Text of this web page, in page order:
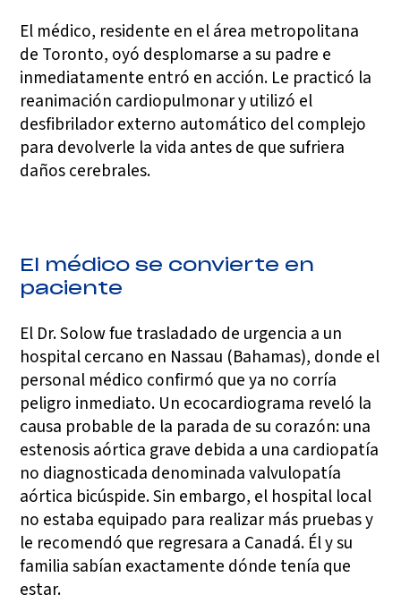
El médico, residente en el área metropolitana
de Toronto, oyó desplomarse a su padre e
inmediatamente entró en acción. Le practicó la
reanimación cardiopulmonar y utilizó el
desfibrilador externo automático del complejo
para devolverle la vida antes de que sufriera
daños cerebrales.
El médico se convierte en
paciente
El Dr. Solow fue trasladado de urgencia a un
hospital cercano en Nassau (Bahamas), donde el
personal médico confirmó que ya no corría
peligro inmediato. Un ecocardiograma reveló la
causa probable de la parada de su corazón: una
estenosis aórtica grave debida a una cardiopatía
no diagnosticada denominada valvulopatía
aórtica bicúspide. Sin embargo, el hospital local
no estaba equipado para realizar más pruebas y
le recomendó que regresara a Canadá. Él y su
familia sabían exactamente dónde tenía que
estar.